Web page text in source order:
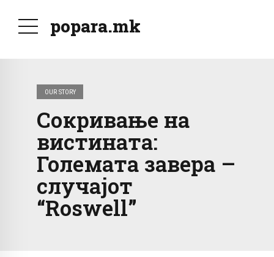
popara.mk
OUR STORY
Сокривање на
вистината:
Големата завера –
случајот
“Roswell”